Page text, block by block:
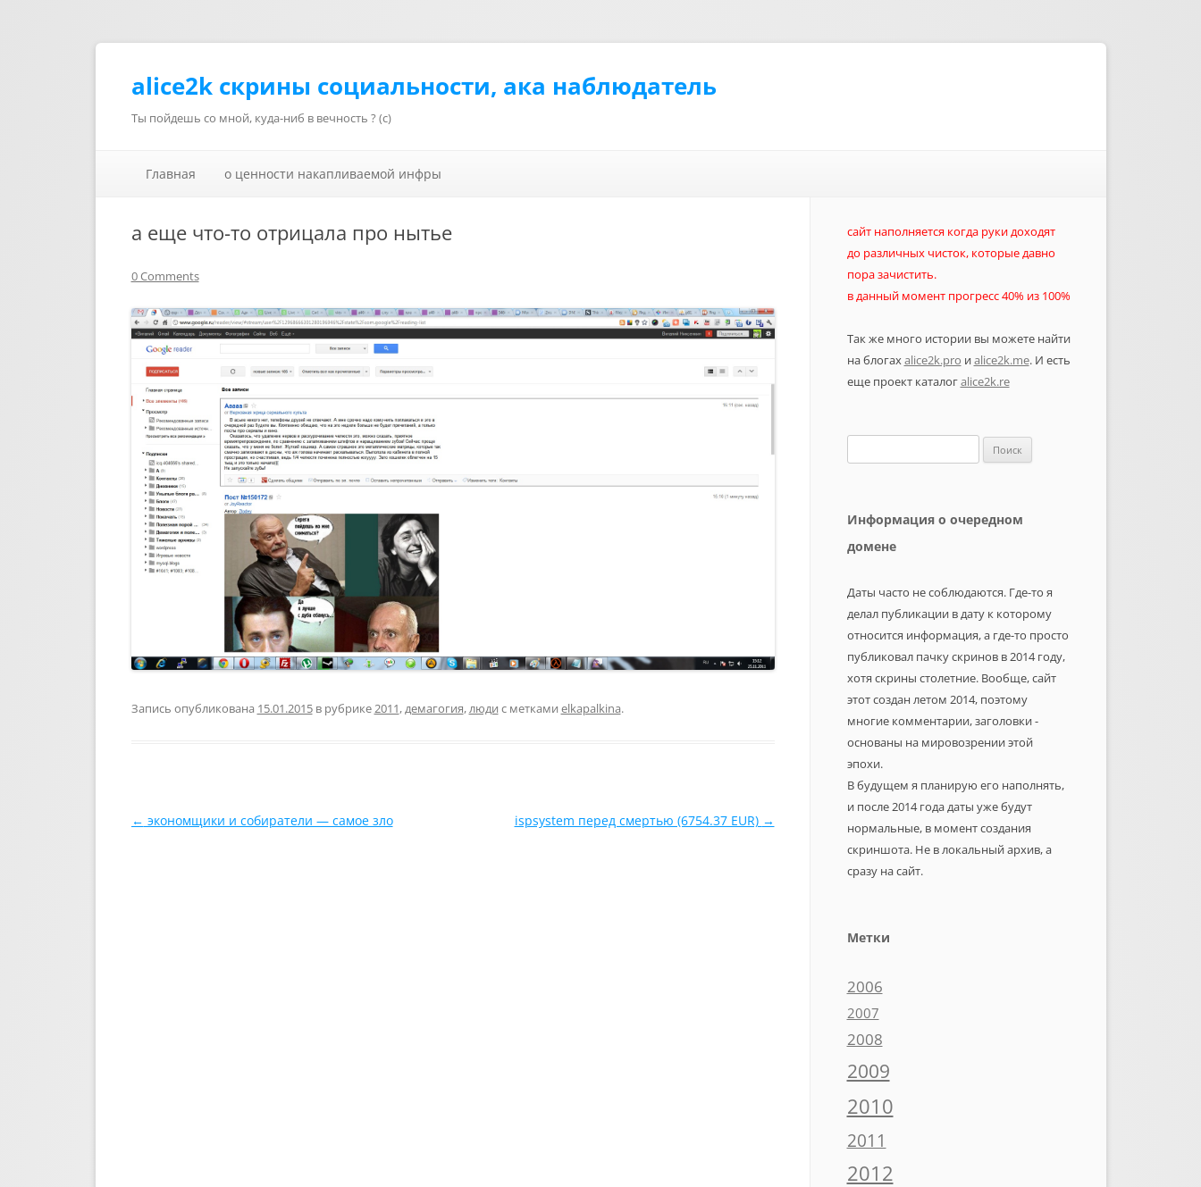
alice2k скрины социальности, ака наблюдатель
Ты пойдешь со мной, куда-ниб в вечность ? (с)
Главная
о ценности накапливаемой инфры
а еще что-то отрицала про нытье
0 Comments
Запись опубликована 15.01.2015в рубрике2011,демагогия,люди с метками elkapalkina.
Навигация по записям
← экономщики и собиратели — самое зло ispsystem перед смертью (6754.37 EUR) →
сайт наполняется когда руки доходят
до различных чисток, которые давно
пора зачистить.
в данный момент прогресс 40% из 100%
Так же много истории вы можете найти
на блогахalice2k.pro иalice2k.me. И есть
еще проект каталогalice2k.re
Информация о очередном
домене
Даты часто не соблюдаются. Где-то я
делал публикации в дату к которому
относится информация, а где-то просто
публиковал пачку скринов в 2014 году,
хотя скрины столетние. Вообще, сайт
этот создан летом 2014, поэтому
многие комментарии, заголовки -
основаны на мировозрении этой
эпохи.
В будущем я планирую его наполнять,
и после 2014 года даты уже будут
нормальные, в момент создания
скриншота. Не в локальный архив, а
сразу на сайт.
Метки
2006
2007
2008
2009
2010
2011
2012